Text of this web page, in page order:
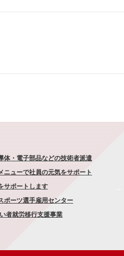
体・電子部品などの技術者派遣
ニューで社員の元気をサポート
サポートします
ポーツ選手雇用センター
者就労移行支援事業